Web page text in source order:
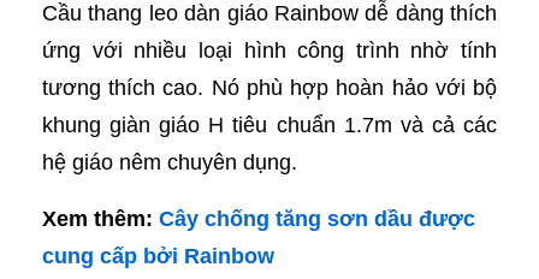
Cầu thang leo dàn giáo Rainbow dễ dàng thích
ứng với nhiều loại hình công trình nhờ tính
tương thích cao. Nó phù hợp hoàn hảo với bộ
khung giàn giáo H tiêu chuẩn 1.7m và cả các
hệ giáo nêm chuyên dụng.
Xem thêm: Cây chống tăng sơn dầu được
cung cấp bởi Rainbow